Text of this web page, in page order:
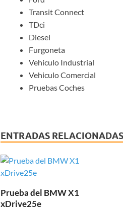
Transit Connect
TDci
Diesel
Furgoneta
Vehiculo Industrial
Vehiculo Comercial
Pruebas Coches
ENTRADAS RELACIONADAS
Prueba del BMW X1
xDrive25e